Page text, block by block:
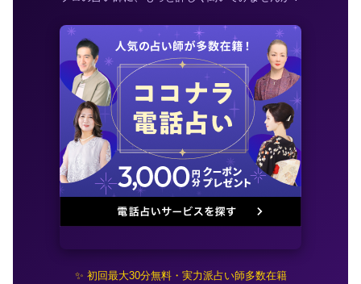
✨ 初回最大30分無料・実力派占い師多数在籍